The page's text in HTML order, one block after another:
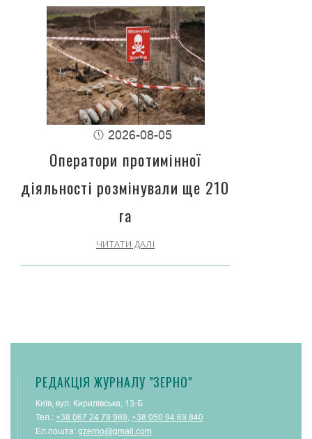
2026-08-05
Оператори протимінної
діяльності розмінували ще 210
га
ЧИТАТИ ДАЛІ
РЕДАКЦІЯ ЖУРНАЛУ "ЗЕРНО"
Київ, вул. Кирилівська, 13-Б
Тел.: +38 067 24 79 989 +38 050 94 69 840
Ел.пошта: gzerno@gmail.com